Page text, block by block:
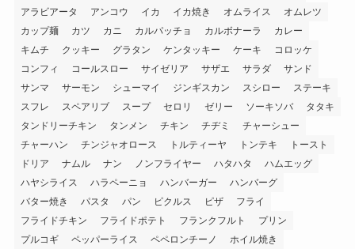
アラビアータ
アンコウ イカ イカ焼き オムライス
オムレツ
カップ麺
カツ カニ カルパッチョ カルボナーラ
カレー
キムチ
クッキー グラタン ケンタッキー ケーキ
コロッケ
コンフィ
コールスロー サイゼリア サザエ サラダ
サンド
サンマ
サーモン シューマイ ジンギスカン スシロー
ステーキ
スフレ
スペアリブ スープ セロリ ゼリー ソーキソバ
タタキ
タンドリーチキン
タンメン チキン チヂミ
チャーシュー
チャーハン
チンジャオロース トルティーヤ トンテキ
トースト
ドリア
ナムル ナン ノンフライヤー ハタハタ
ハムエッグ
ハヤシライス
ハラペーニョ ハンバーガー
ハンバーグ
バター焼き
パスタ パン ピクルス ピザ
フライ
フライドチキン
フライドポテト フランクフルト
プリン
プルコギ
ペッパーライス ペペロンチーノ ホイル焼き